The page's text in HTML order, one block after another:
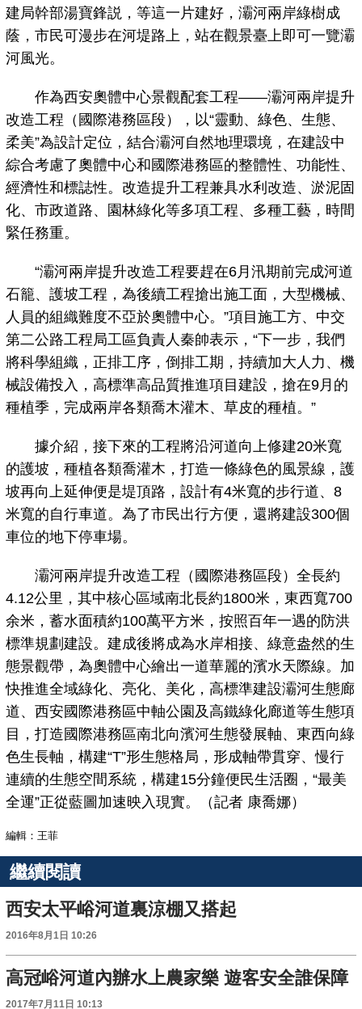
建局幹部湯寶鋒説，等這一片建好，灞河兩岸綠樹成
蔭，市民可漫步在河堤路上，站在觀景臺上即可一覽灞
河風光。
作為西安奧體中心景觀配套工程——灞河兩岸提升
改造工程（國際港務區段），以“靈動、綠色、生態、
柔美”為設計定位，結合灞河自然地理環境，在建設中
綜合考慮了奧體中心和國際港務區的整體性、功能性、
經濟性和標誌性。改造提升工程兼具水利改造、淤泥固
化、市政道路、園林綠化等多項工程、多種工藝，時間
緊任務重。
“灞河兩岸提升改造工程要趕在6月汛期前完成河道
石籠、護坡工程，為後續工程搶出施工面，大型機械、
人員的組織難度不亞於奧體中心。”項目施工方、中交
第二公路工程局工區負責人秦帥表示，“下一步，我們
將科學組織，正排工序，倒排工期，持續加大人力、機
械設備投入，高標準高品質推進項目建設，搶在9月的
種植季，完成兩岸各類喬木灌木、草皮的種植。”
據介紹，接下來的工程將沿河道向上修建20米寬
的護坡，種植各類喬灌木，打造一條綠色的風景線，護
坡再向上延伸便是堤頂路，設計有4米寬的步行道、8
米寬的自行車道。為了市民出行方便，還將建設300個
車位的地下停車場。
灞河兩岸提升改造工程（國際港務區段）全長約
4.12公里，其中核心區域南北長約1800米，東西寬700
余米，蓄水面積約100萬平方米，按照百年一遇的防洪
標準規劃建設。建成後將成為水岸相接、綠意盎然的生
態景觀帶，為奧體中心繪出一道華麗的濱水天際線。加
快推進全域綠化、亮化、美化，高標準建設灞河生態廊
道、西安國際港務區中軸公園及高鐵綠化廊道等生態項
目，打造國際港務區南北向濱河生態發展軸、東西向綠
色生長軸，構建“T”形生態格局，形成軸帶貫穿、慢行
連續的生態空間系統，構建15分鐘便民生活圈，“最美
全運”正從藍圖加速映入現實。（記者 康喬娜）
編輯：王菲
繼續閱讀
西安太平峪河道裏涼棚又搭起
2016年8月1日 10:26
高冠峪河道內辦水上農家樂 遊客安全誰保障
2017年7月11日 10:13